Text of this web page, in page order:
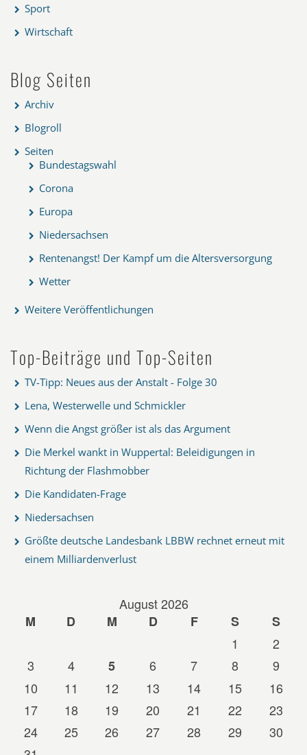
Sport
Wirtschaft
Blog Seiten
Archiv
Blogroll
Seiten
Bundestagswahl
Corona
Europa
Niedersachsen
Rentenangst! Der Kampf um die Altersversorgung
Wetter
Weitere Veröffentlichungen
Top-Beiträge und Top-Seiten
TV-Tipp: Neues aus der Anstalt - Folge 30
Lena, Westerwelle und Schmickler
Wenn die Angst größer ist als das Argument
Die Merkel wankt in Wuppertal: Beleidigungen in
Richtung der Flashmobber
Die Kandidaten-Frage
Niedersachsen
Größte deutsche Landesbank LBBW rechnet erneut mit
einem Milliardenverlust
August 2026
M
D M D F S
S
1
2
3
4 5 6 7 8
9
10
11 12 13 14 15
16
17
18 19 20 21 22
23
24
25 26 27 28 29
30